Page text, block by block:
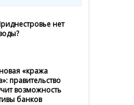
нет
«кража
правительство
возможность
банков